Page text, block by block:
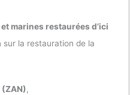
marines restaurées d’ici
sur la restauration de la
,